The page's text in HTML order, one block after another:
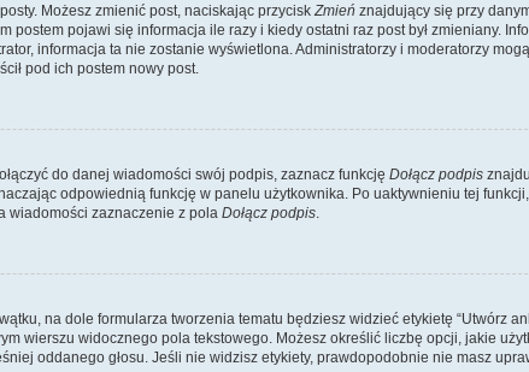
Możesz zmienić post, naciskając przycisk Zmień znajdujący się przy
pojawi się informacja ile razy i kiedy ostatni raz post był zmieniany.
informacja ta nie zostanie wyświetlona. Administratorzy i moderatorzy
pod ich postem nowy post.
do danej wiadomości swój podpis, zaznacz funkcję Dołącz podpis
odpowiednią funkcję w panelu użytkownika. Po uaktywnieniu tej
wiadomości zaznaczenie z pola Dołącz podpis
na dole formularza tworzenia tematu będziesz widzieć etykietę “Utwórz
wierszu widocznego pola tekstowego. Możesz określić liczbę opcji, jakie
oddanego głosu. Jeśli nie widzisz etykiety, prawdopodobnie nie masz